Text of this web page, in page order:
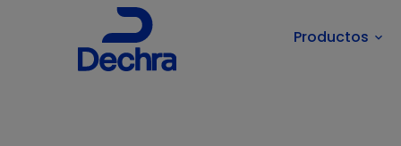
Productos keyboard_arrow_down